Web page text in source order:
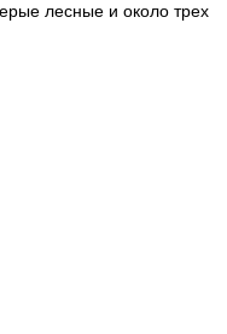
лесные и около трех